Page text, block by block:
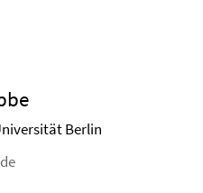
Berlin